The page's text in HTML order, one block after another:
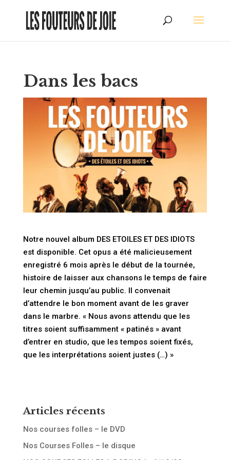
Dans les bacs
Notre nouvel album DES ETOILES ET DES IDIOTS
est disponible. Cet opus a été malicieusement
enregistré 6 mois après le début de la tournée,
histoire de laisser aux chansons le temps de faire
leur chemin jusqu’au public. Il convenait
d’attendre le bon moment avant de les graver
dans le marbre. « Nous avons attendu que les
titres soient suffisamment « patinés » avant
d’entrer en studio, que les tempos soient fixés,
que les interprétations soient justes (…) »
Articles récents
Nos courses folles – le DVD
Nos Courses Folles – le disque